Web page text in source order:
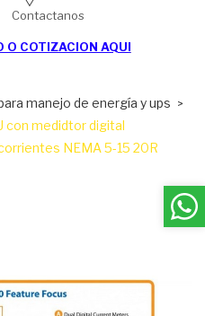
Contactanos
O COTIZACION AQUI
manejo de energía y ups
con medidtor digital
NEMA 5-15 20R